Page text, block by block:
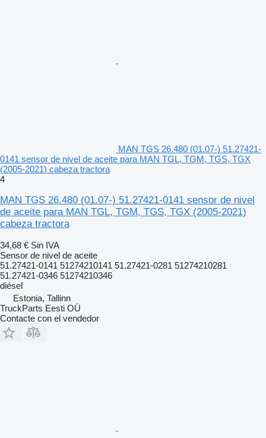
MAN TGS 26.480 (01.07-) 51.27421-
0141 sensor de nivel de aceite para MAN TGL, TGM, TGS, TGX
(2005-2021) cabeza tractora
4
MAN TGS 26.480 (01.07-) 51.27421-0141 sensor de nivel
de aceite para MAN TGL, TGM, TGS, TGX (2005-2021)
cabeza tractora
34,68 € Sin IVA
Sensor de nivel de aceite
51.27421-0141 51274210141 51.27421-0281 51274210281
51.27421-0346 51274210346
diésel
Estonia, Tallinn
TruckParts Eesti OÜ
Contacte con el vendedor